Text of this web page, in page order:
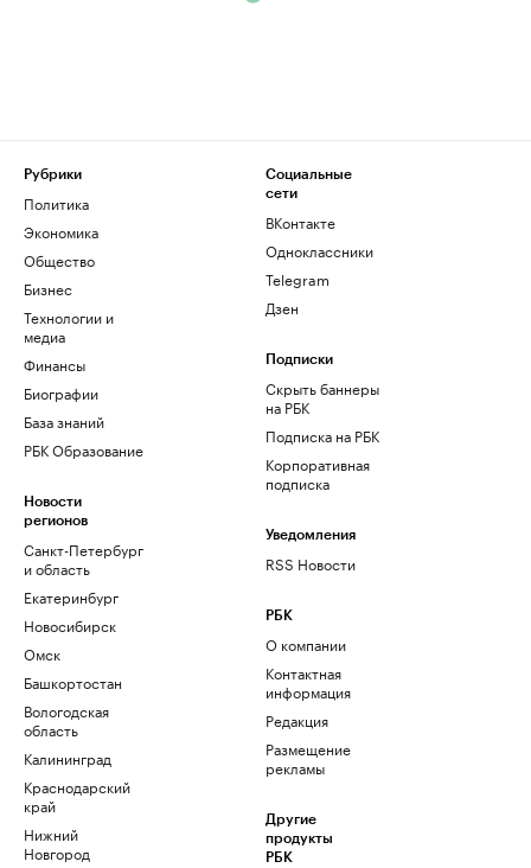
Рубрики
Политика
Экономика
Общество
Бизнес
Технологии и
медиа
Финансы
Биографии
База знаний
РБК Образование
Новости
регионов
Санкт-Петербург
и область
Екатеринбург
Новосибирск
Омск
Башкортостан
Вологодская
область
Калининград
Краснодарский
край
Нижний
Новгород
Социальные
сети
ВКонтакте
Одноклассники
Telegram
Дзен
Подписки
Скрыть баннеры
на РБК
Подписка на РБК
Корпоративная
подписка
Уведомления
RSS Новости
РБК
О компании
Контактная
информация
Редакция
Размещение
рекламы
Другие
продукты
РБК